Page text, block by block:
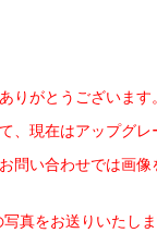
りがとうございます。
、現在はアップグレ
問い合わせでは画
真をお送りいたし